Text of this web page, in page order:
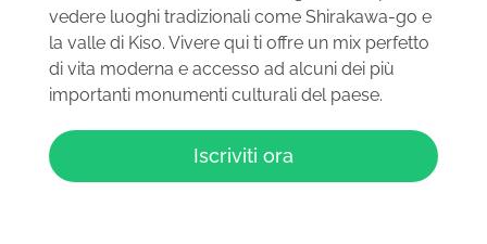
vedere luoghi tradizionali come Shirakawa-go e
la valle di Kiso. Vivere qui ti offre un mix perfetto
di vita moderna e accesso ad alcuni dei più
importanti monumenti culturali del paese.
Iscriviti ora